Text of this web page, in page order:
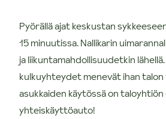
Pyörällä ajat keskustan
15 minuutissa. Nallikarin
ja liikuntamahdollisuudetkin
kulkuyhteydet menevät ihan talon
asukkaiden käytössä on taloyhtiön
yhteiskäyttöauto!